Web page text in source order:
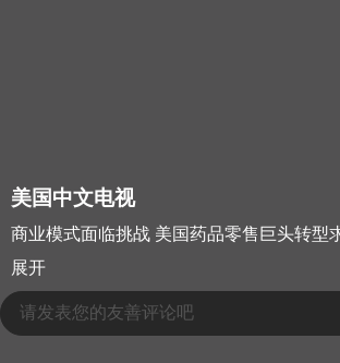
美国中文电视
商业模式面临挑战 美国药品零售巨头转型
展开
请发表您的友善评论吧